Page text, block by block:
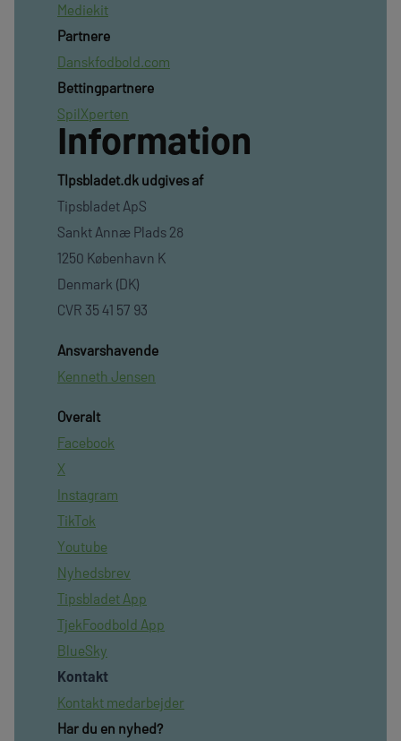
Mediekit
Partnere
Danskfodbold.com
Bettingpartnere
SpilXperten
Information
TIpsbladet.dk udgives af
Tipsbladet ApS
Sankt Annæ Plads 28
1250 København K
Denmark (DK)
CVR 35 41 57 93
Ansvarshavende
Kenneth Jensen
Overalt
Facebook
X
Instagram
TikTok
Youtube
Nyhedsbrev
Tipsbladet App
TjekFoodbold App
BlueSky
Kontakt
Kontakt medarbejder
Har du en nyhed?